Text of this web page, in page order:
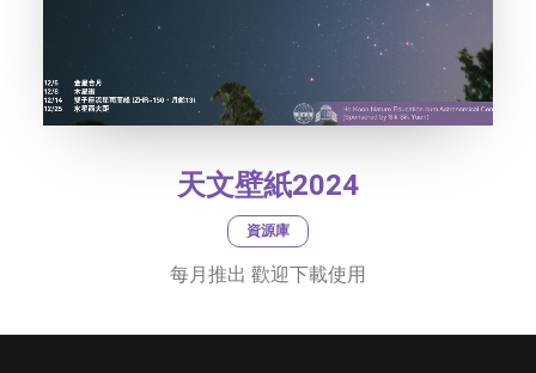
天文壁紙2024
資源庫
每月推出 歡迎下載使用